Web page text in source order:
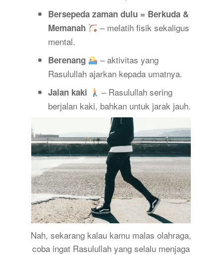
Bersepeda zaman dulu = Berkuda &
Memanah
– melatih fisik sekaligus
mental.
Berenang
– aktivitas yang
Rasulullah ajarkan kepada umatnya.
Jalan kaki
– Rasulullah sering
berjalan kaki, bahkan untuk jarak jauh.
Nah, sekarang kalau kamu malas olahraga,
coba ingat Rasulullah yang selalu menjaga